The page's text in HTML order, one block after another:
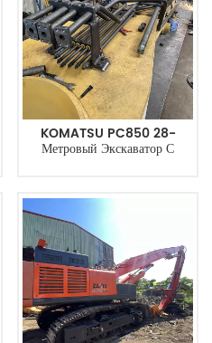
KOMATSU PC850 28-
Метровый Экскаватор С
Строительства Свайных